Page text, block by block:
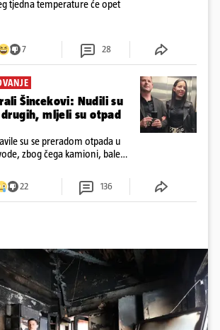
tjedna temperature će opet
7 28
Šincekovi: Nudili su
mljeli su otpad
su se preradom otpada u
zbog čega kamioni, bale
22 136